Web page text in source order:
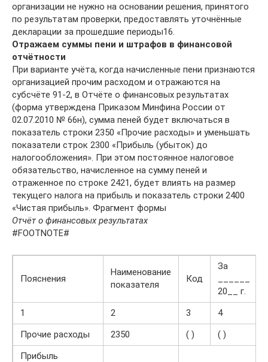
организации не нужно на основании решения, принятого
по результатам проверки, предоставлять уточнённые
декларации за прошедшие периоды16.
Отражаем суммы пени и штрафов в финансовой
отчётности
При варианте учёта, когда начисленные пени признаются
организацией прочим расходом и отражаются на
субсчёте 91-2, в Отчёте о финансовых результатах
(форма утверждена Приказом Минфина России от
02.07.2010 № 66н), сумма пеней будет включаться в
показатель строки 2350 «Прочие расходы» и уменьшать
показатели строк 2300 «Прибыль (убыток) до
налогообложения». При этом постоянное налоговое
обязательство, начисленное на сумму пеней и
отраженное по строке 2421, будет влиять на размер
текущего налога на прибыль и показатель строки 2400
«Чистая прибыль». Фрагмент формы
Отчёт о финансовых результатах
#FOOTNOTE#
Пояснения
Наименование
показателя
Код
За
20__ г.
1
2 3 4
Прочие расходы
2350 ( )
( )
Прибыль